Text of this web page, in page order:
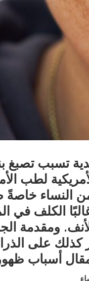
تسبب تصبغ
النساء خاصةً
الكلف في
ومقدمة
على
أسباب